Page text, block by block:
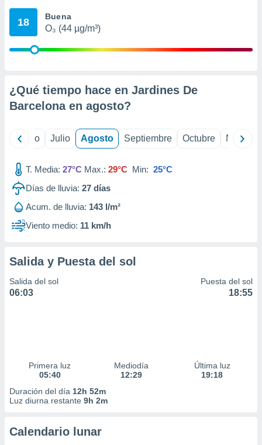
mediante
publicidad
1199
18 Buena
O₃ (44 µg/m³)
¿Qué tiempo hace en Jardines De
Barcelona en agosto?
Junio Julio Agosto Septiembre Octubre
T. Media: 27°C Max.: 29°C Min: 25°C
Días de lluvia: 27 días
Acum. de lluvia: 143 l/m²
Viento medio: 11 km/h
Salida y Puesta del sol
Salida del sol
06:03
Puesta del sol
18:55
Primera luz
05:40
Mediodía
12:29
Última luz
19:18
Duración del día 12h 52m
Luz diurna restante 9h 2m
Calendario lunar